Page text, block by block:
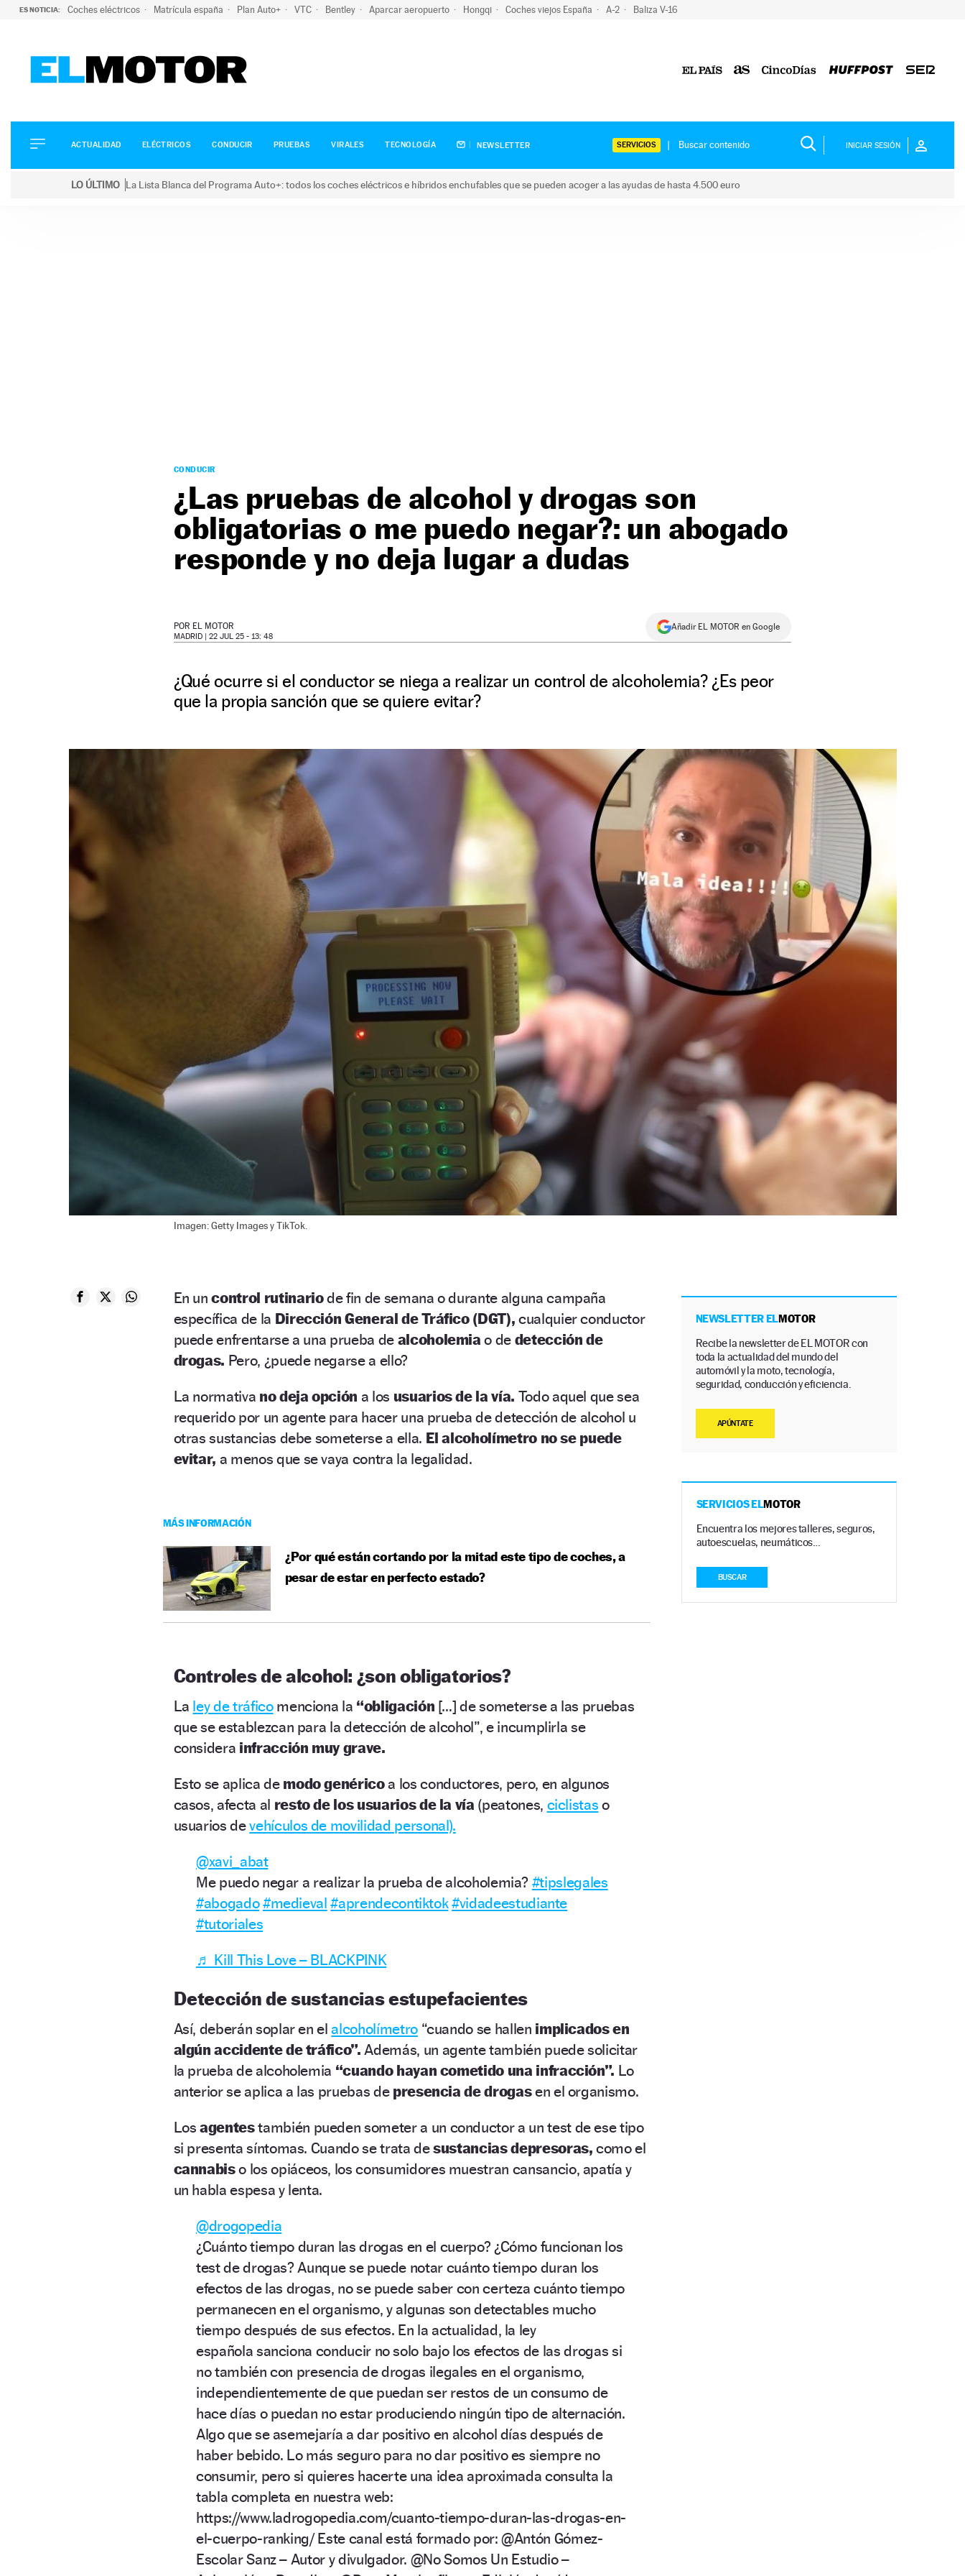
ES NOTICIA: Coches eléctricos Matrícula españa Plan Auto+ VTC Bentley Aparcar aeropuerto Hongqi Coches viejos España A-2 Baliza V-16
ELÉCTRICOS
CONDUCIR
ACTUALIDAD ELÉCTRICOS CONDUCIR PRUEBAS VIRALES TECNOLOGÍA NEWSLETTER SERVICIOS INICIAR SESIÓN
LO ÚLTIMO La Lista Blanca del Programa Auto+: todos los coches eléctricos e híbridos enchufables que se pueden acoger a las ayudas de hasta 4.500 euro
CONDUCIR
¿Las pruebas de alcohol y drogas son
obligatorias o me puedo negar?: un abogado
responde y no deja lugar a dudas
POR EL MOTOR
MADRID | 22 JUL 25 - 13: 48
Añadir EL MOTOR en Google
¿Qué ocurre si el conductor se niega a realizar un control de alcoholemia? ¿Es peor
que la propia sanción que se quiere evitar?
Imagen: Getty Images y TikTok.
En un control rutinariode fin de semana o durante alguna campaña
específica de la Dirección General de Tráfico (DGT), cualquier conductor
puede enfrentarse a una prueba de alcoholemiao de detección de
drogas. Pero, ¿puede negarse a ello?
La normativa no deja opción a los usuarios de la vía. Todo aquel que sea
requerido por un agente para hacer una prueba de detección de alcohol u
otras sustancias debe someterse a ella. El alcoholímetro no se puede
evitar, a menos que se vaya contra la legalidad.
MÁS INFORMACIÓN
¿Por qué están cortando por la mitad este tipo de coches, a
pesar de estar en perfecto estado?
Controles de alcohol: ¿son obligatorios?
La ley de tráficomenciona la “obligación […] de someterse a las pruebas
que se establezcan para la detección de alcohol”, e incumplirla se
considera infracción muy grave.
Esto se aplica de modo genéricoa los conductores, pero, en algunos
casos, afecta al resto de los usuarios de la vía (peatones, ciclistas o
usuarios devehículos de movilidad personal).
@xavi_abat
Me puedo negar a realizar la prueba de alcoholemia? #tipslegales
#abogado#medieval #aprendecontiktok#vidadeestudiante
#tutoriales
♬ Kill This Love – BLACKPINK
Detección de sustancias estupefacientes
Así, deberán soplar en elalcoholímetro“cuando se hallen implicados en
algún accidente de tráfico”. Además, un agente también puede solicitar
la prueba de alcoholemia “cuando hayan cometido una infracción”. Lo
anterior se aplica a las pruebas de presencia de drogasen el organismo.
Losagentestambién pueden someter a un conductor a un test de ese tipo
si presenta síntomas. Cuando se trata desustancias depresoras,como el
cannabiso los opiáceos, los consumidores muestran cansancio, apatía y
un habla espesa y lenta.
@drogopedia
¿Cuánto tiempo duran las drogas en el cuerpo? ¿Cómo funcionan los
test de drogas? Aunque se puede notar cuánto tiempo duran los
efectos de las drogas, no se puede saber con certeza cuánto tiempo
permanecen en el organismo, y algunas son detectables mucho
tiempo después de sus efectos. En la actualidad, la ley
española sanciona conducir no solo bajo los efectos de las drogas si
no también con presencia de drogas ilegales en el organismo,
independientemente de que puedan ser restos de un consumo de
hace días o puedan no estar produciendo ningún tipo de alternación.
Algo que se asemejaría a dar positivo en alcohol días después de
haber bebido. Lo más seguro para no dar positivo es siempre no
consumir, pero si quieres hacerte una idea aproximada consulta la
tabla completa en nuestra web:
https://www.ladrogopedia.com/cuanto-tiempo-duran-las-drogas-en-
el-cuerpo-ranking/ Este canal está formado por: @Antón Gómez-
Escolar Sanz – Autor y divulgador. @No Somos Un Estudio –
NEWSLETTER ELMOTOR
Recibe la newsletter de EL MOTOR con
toda la actualidad del mundo del
automóvil y la moto, tecnología,
seguridad, conducción y eficiencia.
APÚNTATE
SERVICIOS ELMOTOR
Encuentra los mejores talleres, seguros,
autoescuelas, neumáticos…
BUSCAR